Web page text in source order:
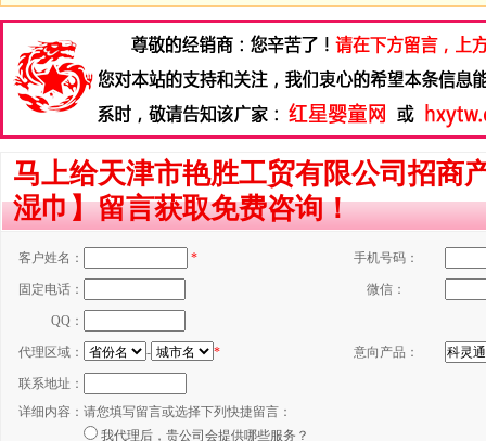
马上给天津市艳胜工贸有限公司招商
湿巾】留言获取免费咨询！
客户姓名： * 手机号码：
固定电话： 微信：
QQ：
代理区域： - * 意向产品：
联系地址：
详细内容： 请您填写留言或选择下列快捷留言：
我代理后，贵公司会提供哪些服务？